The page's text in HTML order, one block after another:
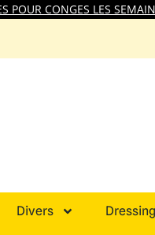
POUR CONGES LES
Divers Dressing